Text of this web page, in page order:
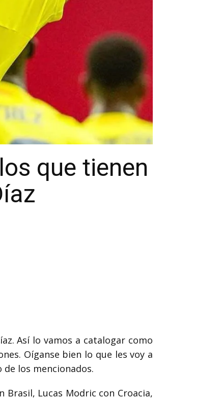
que tienen
Así lo vamos a catalogar como
Oíganse bien lo que les voy a
los mencionados.
Brasil, Lucas Modric con Croacia,